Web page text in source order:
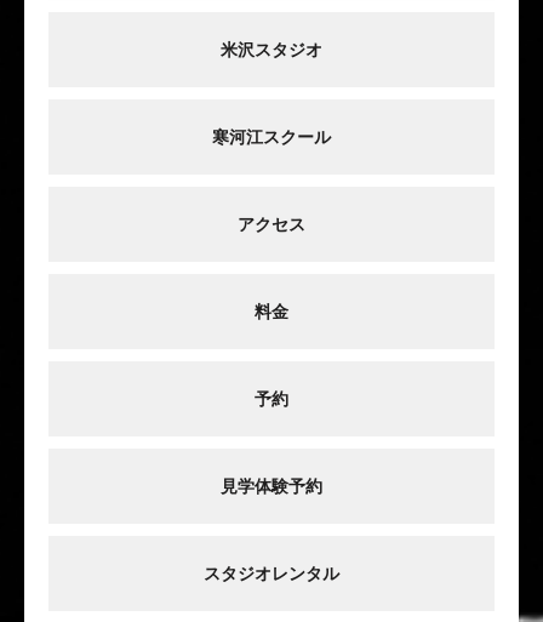
米沢スタジオ
寒河江スクール
アクセス
料金
予約
見学体験予約
スタジオレンタル